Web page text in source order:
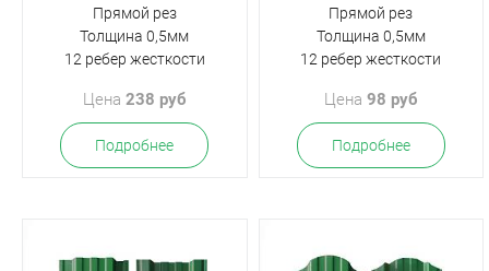
Прямой рез
Толщина 0,5мм
12 ребер жесткости
Цена 238 руб
Подробнее
Прямой рез
Толщина 0,5мм
12 ребер жесткости
Цена 98 руб
Подробнее